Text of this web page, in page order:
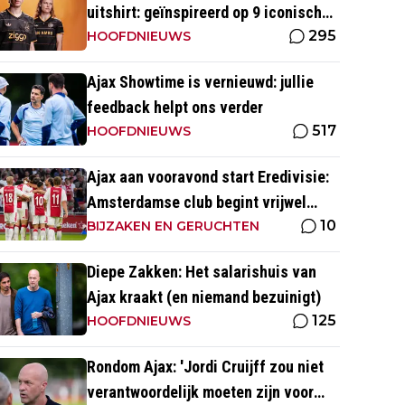
uitshirt: geïnspireerd op 9 iconische
momenten uit clubhistorie
HOOFDNIEUWS 295
Ajax Showtime is vernieuwd: jullie
feedback helpt ons verder
HOOFDNIEUWS 517
Ajax aan vooravond start Eredivisie:
Amsterdamse club begint vrijwel
altijd met zege
BIJZAKEN EN GERUCHTEN 10
Diepe Zakken: Het salarishuis van
Ajax kraakt (en niemand bezuinigt)
HOOFDNIEUWS 125
Rondom Ajax: 'Jordi Cruijff zou niet
verantwoordelijk moeten zijn voor